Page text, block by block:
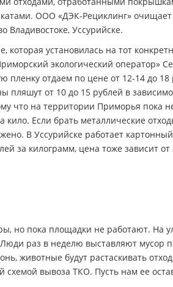
ООО «ДЭК-Рециклинг»
Уссурийске.
установилась на тот
экологический оператор»
отдаем по цене от 12-14 до 18
от 10 до 15 рублей в
что на территории Приморья пока
Если брать металлические
В Уссурийске работает
за килограмм, цена тоже зависит
но пока площадки не работают. На
раз в неделю выставляют мусор
животные будут растаскивать
вывоза ТКО. Пусть нам ее